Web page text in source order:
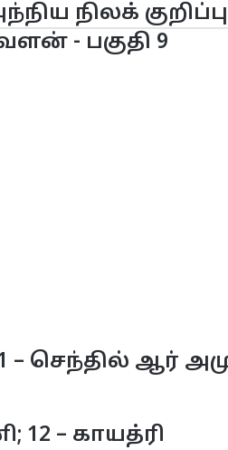
நிலக்
- பகுதி 9
செந்தில் ஆர்
– காயத்ரி